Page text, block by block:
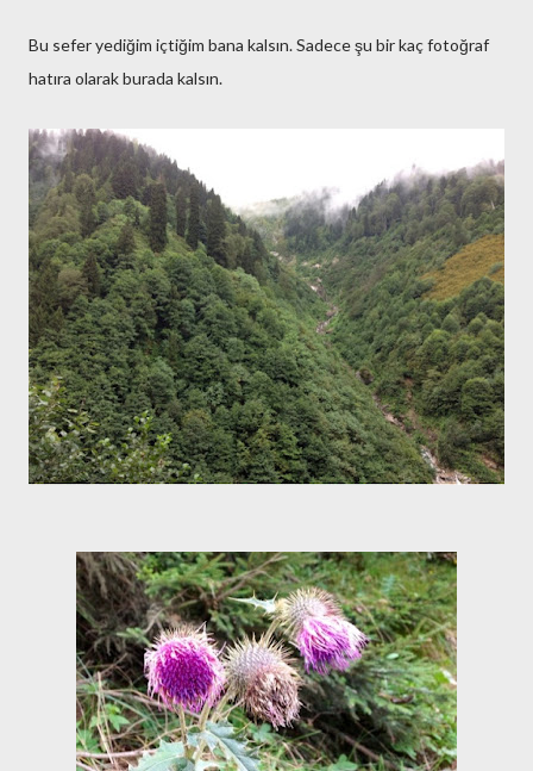
Bu sefer yediğim içtiğim bana kalsın. Sadece şu bir kaç fotoğraf
hatıra olarak burada kalsın.